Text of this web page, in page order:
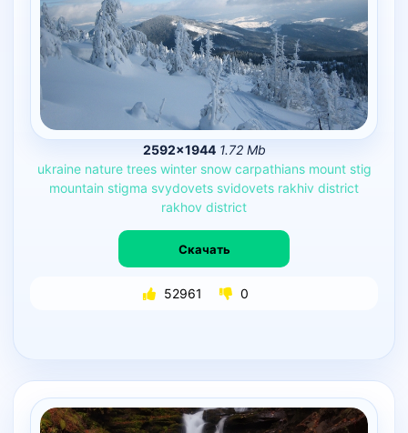
2592×1944 1.72 Mb
ukraine nature trees winter snow carpathians mount stig
mountain stigma svydovets svidovets rakhiv district
rakhov district
Скачать
52961 0